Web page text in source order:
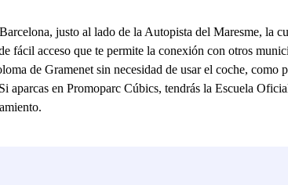
justo al lado de la Autopista del Maresme, la
fácil acceso que te permite la conexión con otros
de Gramenet sin necesidad de usar el coche,
en Promoparc Cúbics, tendrás la Escuela